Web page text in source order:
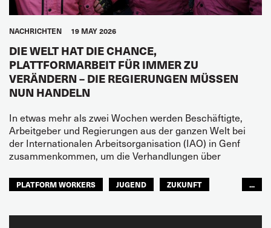
NACHRICHTEN 19 MAY 2026
DIE WELT HAT DIE CHANCE,
PLATTFORMARBEIT FÜR IMMER ZU
VERÄNDERN – DIE REGIERUNGEN MÜSSEN
NUN HANDELN
In etwas mehr als zwei Wochen werden Beschäftigte,
Arbeitgeber und Regierungen aus der ganzen Welt bei
der Internationalen Arbeitsorganisation (IAO) in Genf
zusammenkommen, um die Verhandlungen über
PLATFORM WORKERS JUGEND
ZUKUNFT
...